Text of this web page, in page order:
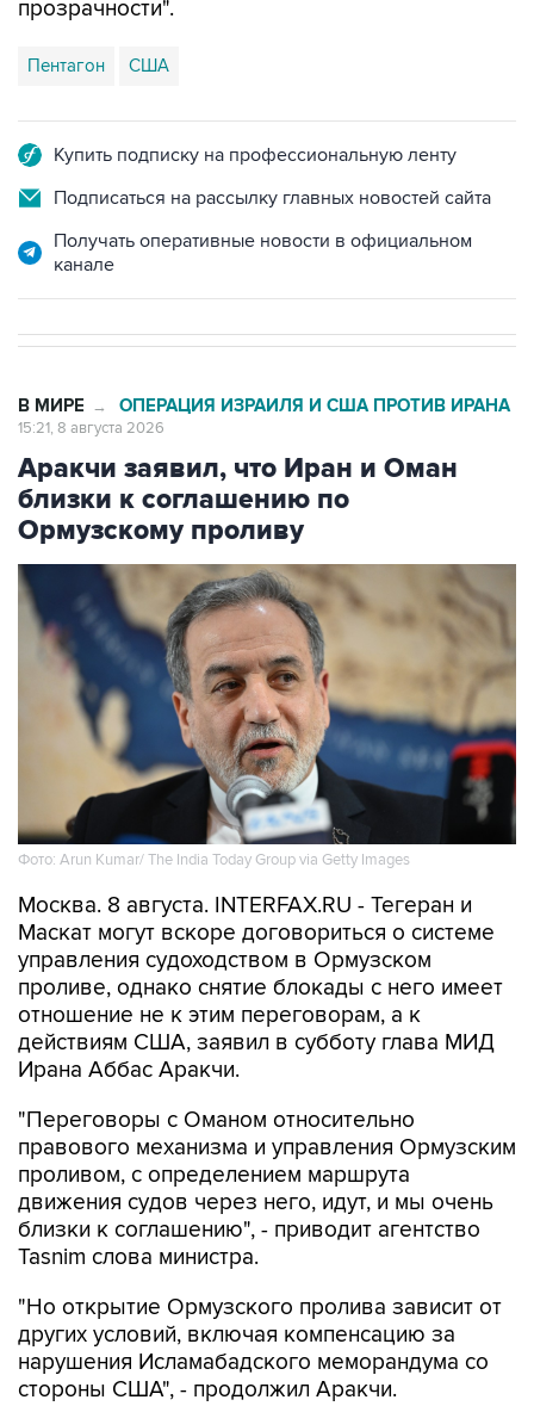
прозрачности".
Пентагон США
Купить подписку на профессиональную ленту
Подписаться на рассылку главных новостей сайта
Получать оперативные новости в официальном
канале
В МИРЕ → ОПЕРАЦИЯ ИЗРАИЛЯ И США ПРОТИВ ИРАНА
15:21, 8 августа 2026
Аракчи заявил, что Иран и Оман
близки к соглашению по
Ормузскому проливу
Фото: Arun Kumar/ The India Today Group via Getty Images
Москва. 8 августа. INTERFAX.RU - Тегеран и
Маскат могут вскоре договориться о системе
управления судоходством в Ормузском
проливе, однако снятие блокады с него имеет
отношение не к этим переговорам, а к
действиям США, заявил в субботу глава МИД
Ирана Аббас Аракчи.
"Переговоры с Оманом относительно
правового механизма и управления Ормузским
проливом, с определением маршрута
движения судов через него, идут, и мы очень
близки к соглашению", - приводит агентство
Tasnim слова министра.
"Но открытие Ормузского пролива зависит от
других условий, включая компенсацию за
нарушения Исламабадского меморандума со
стороны США", - продолжил Аракчи.